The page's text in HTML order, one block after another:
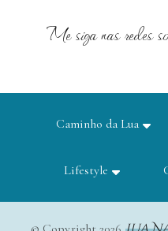
Me siga nas redes
Caminho da Lua
Lifestyle